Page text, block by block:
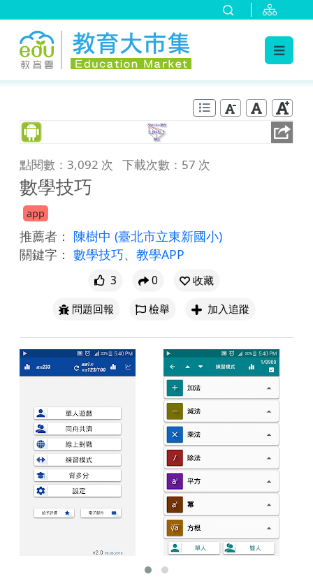
點閱數：3,092 次 下載次數：57 次
數學技巧
app
推薦者： 陳樹中 (臺北市立東新國小)
關鍵字： 數學技巧、 教學APP
3 0
收藏
問題回報
檢舉 加入追蹤